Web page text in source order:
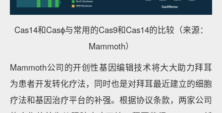
Cas14和Casɸ与常用的Cas9和Cas14的比较（来源：
Mammoth）
Mammoth公司的开创性基因编辑技术将大大助力拜耳
为患者开发转化疗法，同时也是对拜耳最近建立的细胞
疗法和基因治疗平台的补强。根据协议条款，两家公司